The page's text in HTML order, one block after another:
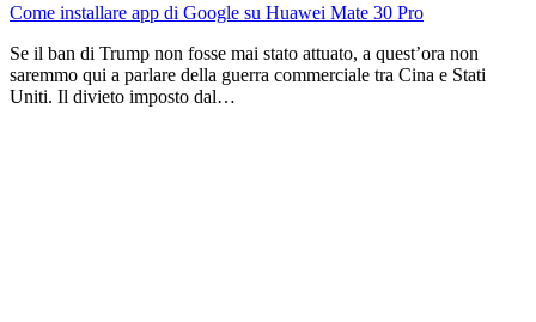
Come installare app di Google su Huawei Mate 30 Pro
Se il ban di Trump non fosse mai stato attuato, a quest’ora non
saremmo qui a parlare della guerra commerciale tra Cina e Stati
Uniti. Il divieto imposto dal…